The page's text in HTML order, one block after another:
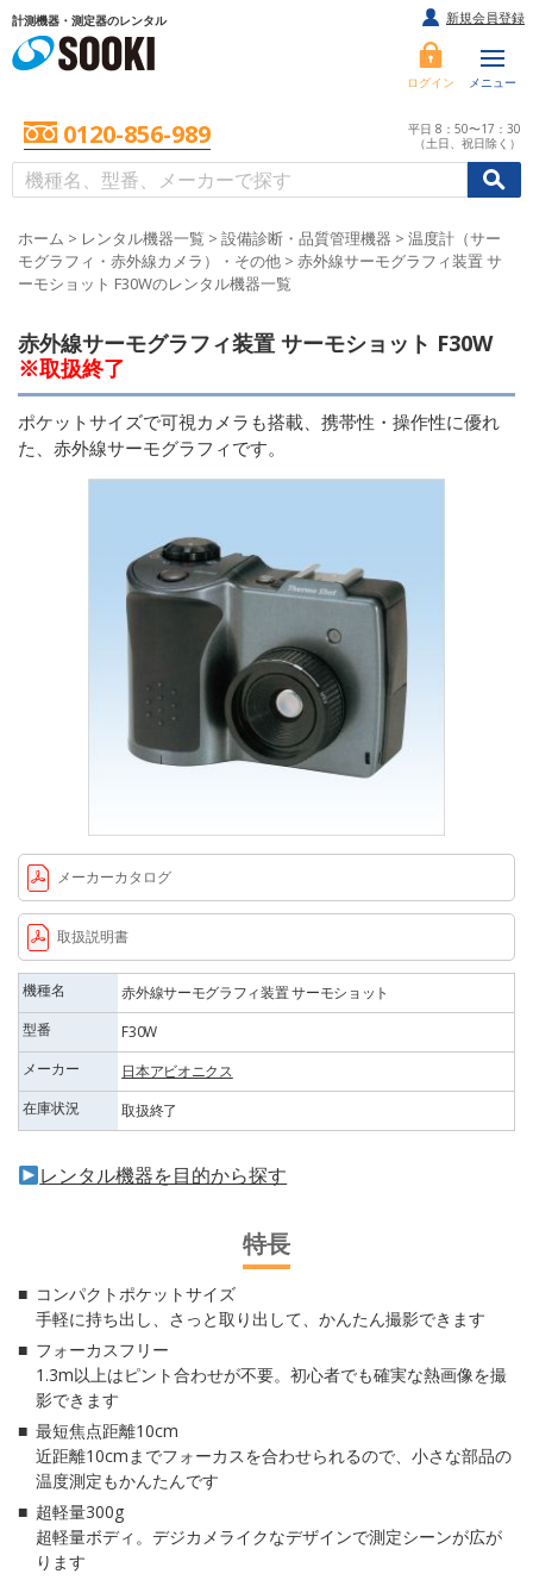
計測機器・測定器のレンタル
ログイン メニュー
0120-856-989
平日 8：50〜17：30
（土日、祝日除く）
//
新規会員登録
ホーム > レンタル機器一覧 > 設備診断・品質管理機器 > 温度計（サー
モグラフィ・赤外線カメラ）・その他 > 赤外線サーモグラフィ装置 サ
ーモショット F30Wのレンタル機器一覧
赤外線サーモグラフィ装置 サーモショット F30W
※取扱終了
ポケットサイズで可視カメラも搭載、携帯性・操作性に優れ
た、赤外線サーモグラフィです。
メーカーカタログ
取扱説明書
機種名
赤外線サーモグラフィ装置 サーモショット
型番
F30W
メーカー
日本アビオニクス
在庫状況
取扱終了
レンタル機器を目的から探す
特長
コンパクトポケットサイズ
手軽に持ち出し、さっと取り出して、かんたん撮影できます
フォーカスフリー
1.3m以上はピント合わせが不要。初心者でも確実な熱画像を撮
影できます
最短焦点距離10cm
近距離10cmまでフォーカスを合わせられるので、小さな部品の
温度測定もかんたんです
超軽量300g
超軽量ボディ。デジカメライクなデザインで測定シーンが広が
ります